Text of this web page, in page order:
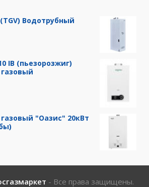
Водотрубный
IB (пьезорозжиг)
"Оазис" 20кВт
- Все права защищены.